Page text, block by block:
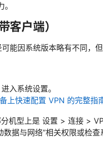
客户端）
能因系统版本略有不同，但
入系统设置。
上快速配置 VPN 的完整指
机型上是 设置 > 连接 >
据与网络”相关权限或检